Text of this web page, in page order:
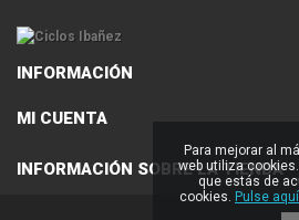
INFORMACIÓN
MI CUENTA
INFORMACIÓN SOBRE LA TIENDA
Para mejorar al
web utiliza
que estás de
cookies. Pulse